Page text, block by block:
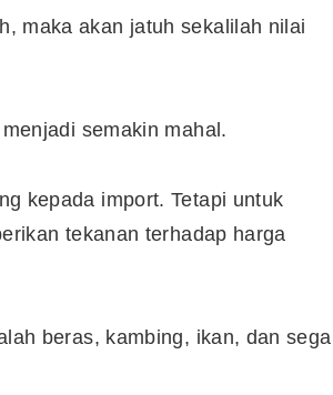
maka akan jatuh sekalilah nilai
semakin mahal.
kepada import. Tetapi untuk
tekanan terhadap harga
beras, kambing, ikan, dan